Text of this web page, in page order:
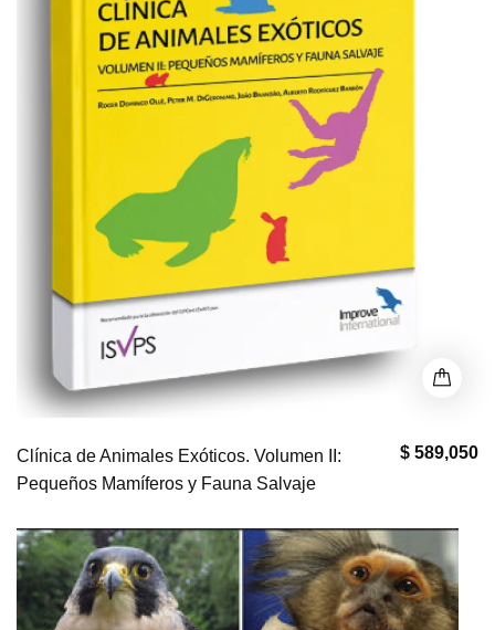
$ 589,050
Clínica de Animales Exóticos. Volumen II:
Pequeños Mamíferos y Fauna Salvaje